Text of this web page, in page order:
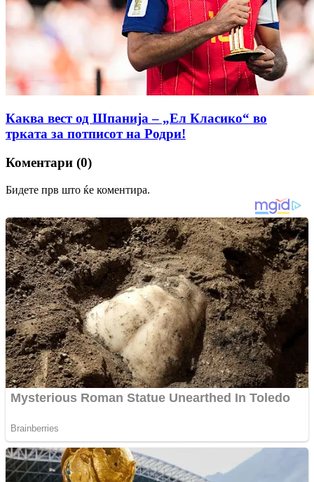
Каква вест од Шпанија – „Ел Класико“ во
трката за потписот на Родри!
Коментари (0)
Бидете прв што ќе коментира.